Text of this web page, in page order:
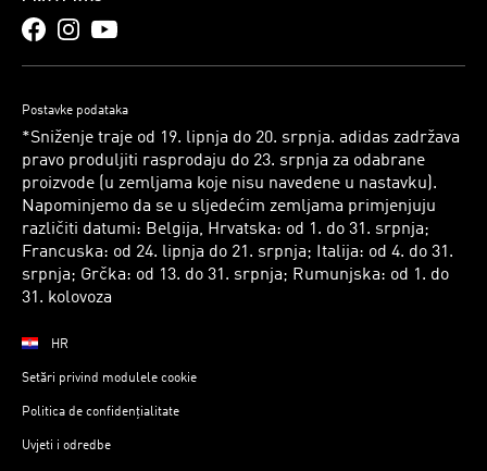
Postavke podataka
*Sniženje traje od 19. lipnja do 20. srpnja. adidas zadržava
pravo produljiti rasprodaju do 23. srpnja za odabrane
proizvode (u zemljama koje nisu navedene u nastavku).
Napominjemo da se u sljedećim zemljama primjenjuju
različiti datumi: Belgija, Hrvatska: od 1. do 31. srpnja;
Francuska: od 24. lipnja do 21. srpnja; Italija: od 4. do 31.
srpnja; Grčka: od 13. do 31. srpnja; Rumunjska: od 1. do
31. kolovoza
HR
Setări privind modulele cookie
Politica de confidențialitate
Uvjeti i odredbe